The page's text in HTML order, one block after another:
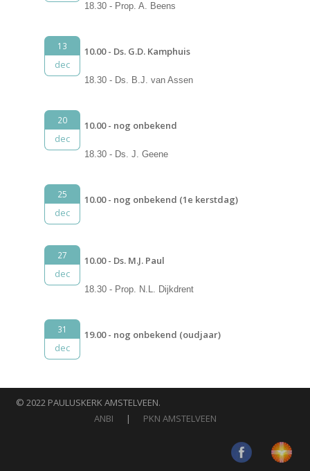
18.30 - Prop. A. Beens
13
dec
10.00 - Ds. G.D. Kamphuis
18.30 - Ds. B.J. van Assen
20
dec
10.00 - nog onbekend
18.30 - Ds. J. Geene
25
dec
10.00 - nog onbekend (1e kerstdag)
27
dec
10.00 - Ds. M.J. Paul
18.30 - Prop. N.L. Dijkdrent
31
dec
19.00 - nog onbekend (oudjaar)
© 2022 PAULUSKERK AMSTELVEEN.
ANBI | PKN AMSTELVEEN